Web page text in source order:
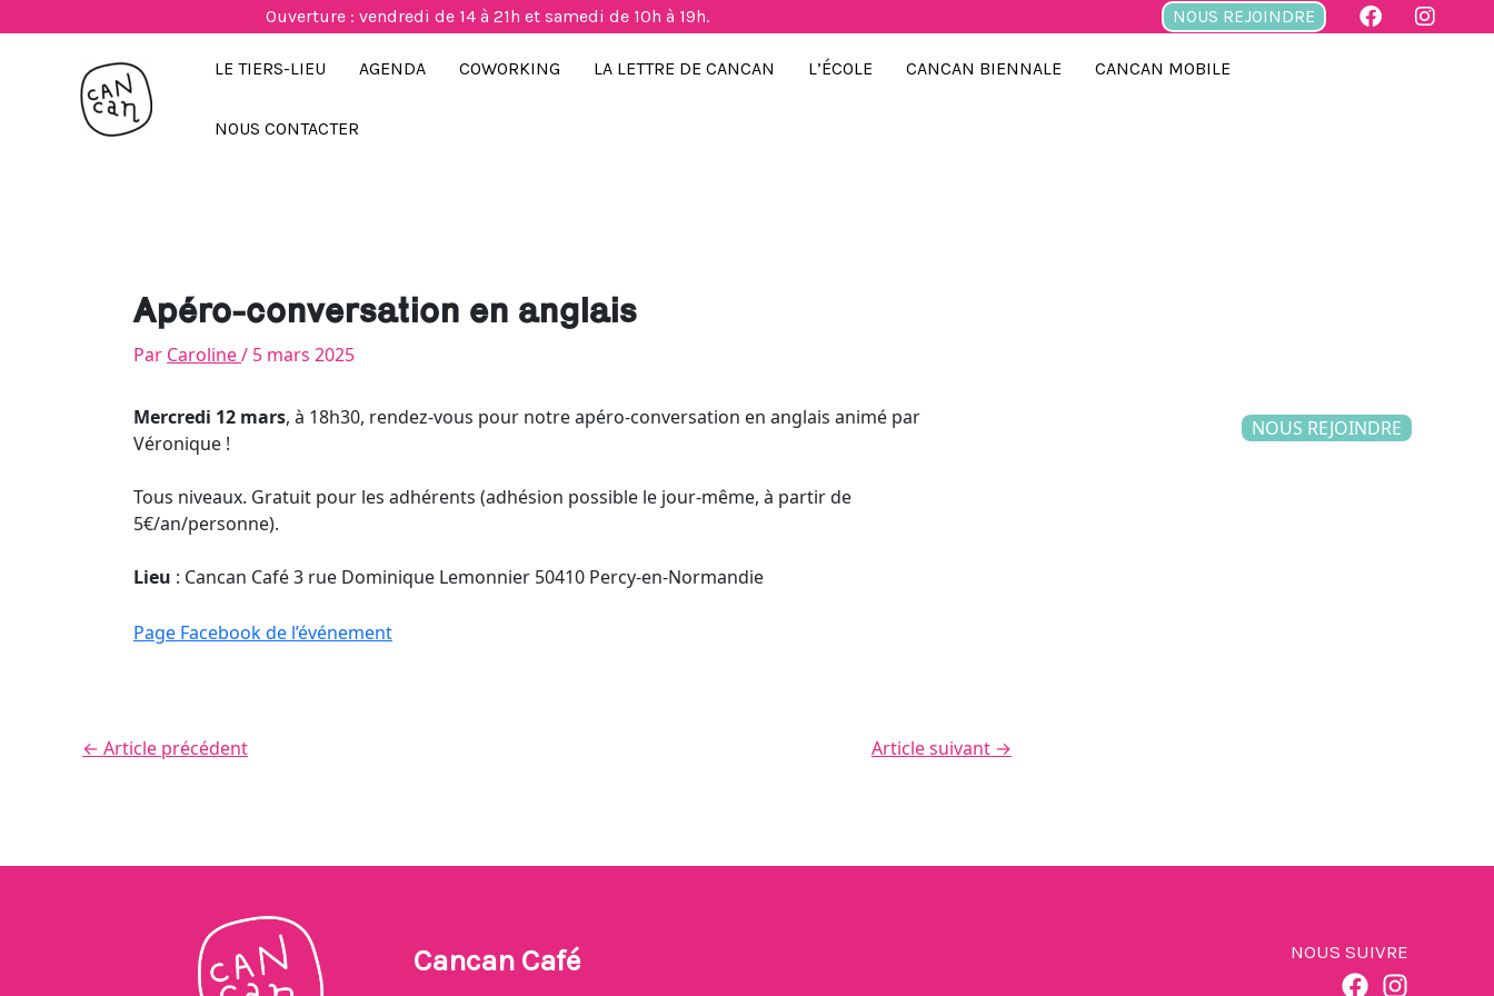
Ouverture : vendredi de 14 à 21h et samedi de 10h à 19h. NOUS REJOINDRE
au
LE TIERS-LIEU AGENDA COWORKING LA LETTRE DE CANCAN L’ÉCOLE CANCAN BIENNALE CANCAN MOBILE
NOUS CONTACTER
Apéro-conversation en anglais
Par Caroline/ 5 mars 2025
Mercredi 12 mars, à 18h30, rendez-vous pour notre apéro-conversation en anglais animé par
Véronique !
Tous niveaux. Gratuit pour les adhérents (adhésion possible le jour-même, à partir de
5€/an/personne).
Lieu : Cancan Café 3 rue Dominique Lemonnier 50410 Percy-en-Normandie
Page Facebook de l’événement
← Article précédent Article suivant →
NOUS REJOINDRE
Cancan Café NOUS SUIVRE